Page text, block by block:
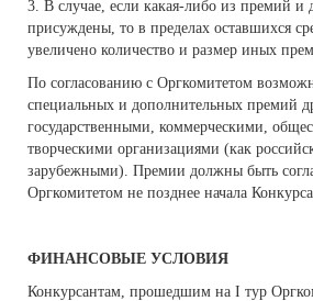
3. В случае, если какая-либо из премий и
присуждены, то в пределах оставшихся
увеличено количество и размер иных
По согласованию с Оргкомитетом
специальных и дополнительных премий
государственными, коммерческими,
творческими организациями (как
зарубежными). Премии должны быть
Оргкомитетом не позднее начала Конкурса.
ФИНАНСОВЫЕ УСЛОВИЯ
Конкурсантам, прошедшим на I тур